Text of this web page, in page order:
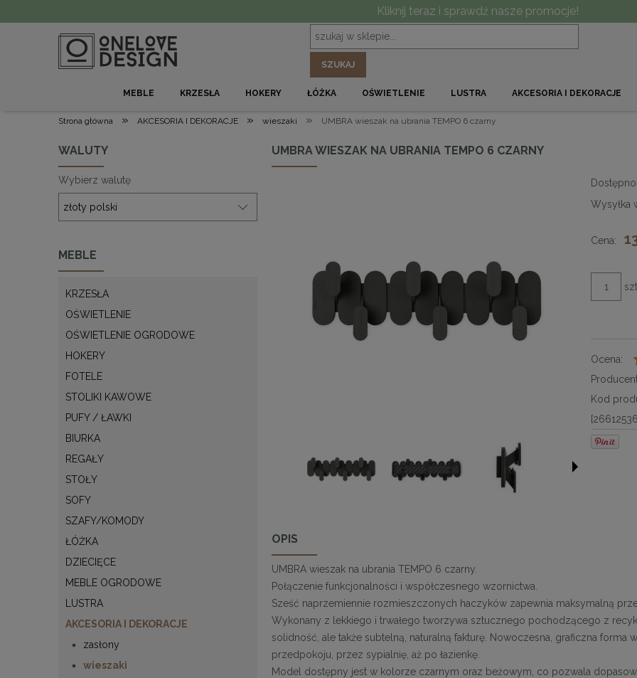
Kliknij teraz i sprawdź nasze promocje!
SZUKAJ
MEBLE KRZESŁA HOKERY ŁÓŻKA OŚWIETLENIE LUSTRA AKCESORIA I DEKORACJE
Strona główna » AKCESORIA I DEKORACJE » wieszaki » UMBRA wieszak na ubrania TEMPO 6 czarny
WALUTY
Wybierz walutę
MEBLE
KRZESŁA
OŚWIETLENIE
OŚWIETLENIE OGRODOWE
HOKERY
FOTELE
STOLIKI KAWOWE
PUFY / ŁAWKI
BIURKA
REGAŁY
STOŁY
SOFY
SZAFY/KOMODY
ŁÓŻKA
DZIECIĘCE
MEBLE OGRODOWE
LUSTRA
AKCESORIA I DEKORACJE
zasłony
wieszaki
UMBRA WIESZAK NA UBRANIA TEMPO 6 CZARNY
Wysyłka
Cena:
Ocena:
Kod
OPIS
UMBRA wieszak na ubrania TEMPO 6 czarny.
Połączenie funkcjonalności i współczesnego wzornictwa.
Sześć naprzemiennie rozmieszczonych haczyków zapewnia maksymalną
Wykonany z lekkiego i trwałego tworzywa sztucznego pochodzącego z
solidność, ale także subtelną, naturalną fakturę. Nowoczesna, graficzna
przedpokoju, przez sypialnię, aż po łazienkę.
Model dostępny jest w kolorze czarnym oraz beżowym, co pozwala